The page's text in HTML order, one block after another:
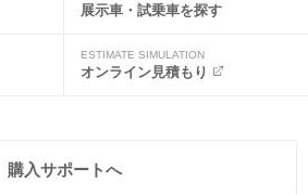
展示車・試乗車を探す
ESTIMATE SIMULATION
オンライン見積もり
購入サポートへ